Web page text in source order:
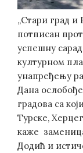
„Стари град и
потписан
успешну
културном
унапређењу
Дана
градова са
Турске,
каже
Додић и